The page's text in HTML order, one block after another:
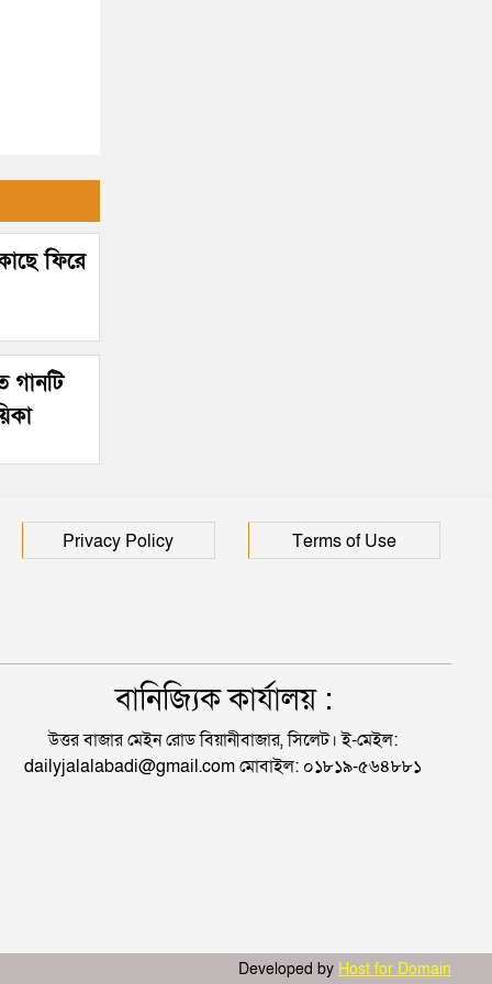
ফিরে
গানটি
Privacy Policy Terms of Use
বানিজ্যিক কার্যালয় :
উত্তর বাজার মেইন রোড বিয়ানীবাজার, সিলেট। ই-মেইল:
dailyjalalabadi@gmail.com মোবাইল: ০১৮১৯-৫৬৪৮৮১
Developed by Host for Domain